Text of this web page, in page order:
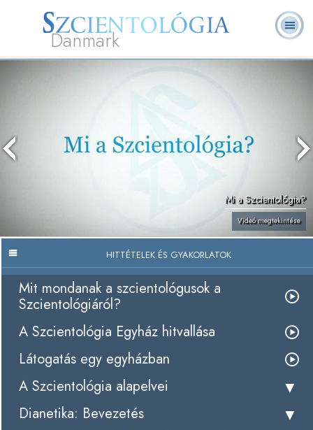
Danmark
lelkészek
Mi a Szcientológia?
Videó megtekintése
HITTÉTELEK ÉS GYAKORLATOK
Mit mondanak a szcientológusok a
Szcientológiáról?
A Szcientológia Egyház hitvallása
Látogatás egy egyházban
A Szcientológia alapelvei
Dianetika: Bevezetés